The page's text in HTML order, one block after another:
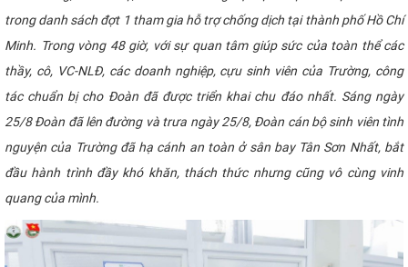
ĐẢM BẢO CHẤT LƯỢNG
KHOA HỌC CÔNG NGHỆ
HTQT
CỰU NGƯỜI HỌC
trong danh sách đợt 1 tham gia hỗ trợ chống dịch tại thành phố Hồ Chí
Minh. Trong vòng 48 giờ, với sự quan tâm giúp sức của toàn thể các
thầy, cô, VC-NLĐ, các doanh nghiệp, cựu sinh viên của Trường, công
tác chuẩn bị cho Đoàn đã được triển khai chu đáo nhất. Sáng ngày
25/8 Đoàn đã lên đường và trưa ngày 25/8, Đoàn cán bộ sinh viên tình
nguyện của Trường đã hạ cánh an toàn ở sân bay Tân Sơn Nhất, bắt
đầu hành trình đầy khó khăn, thách thức nhưng cũng vô cùng vinh
quang của mình.